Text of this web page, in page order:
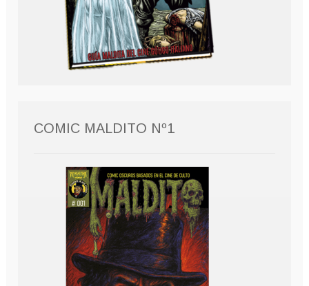
COMIC MALDITO Nº1